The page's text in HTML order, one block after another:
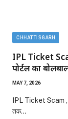
CHHATTISGARH
IPL Ticket
पोर्टल का
MAY 7, 2026
IPL Ticket Scam ,
तक…